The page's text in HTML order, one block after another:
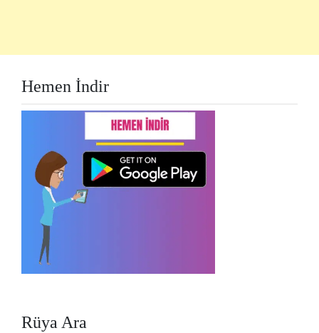
Hemen İndir
Rüya Ara